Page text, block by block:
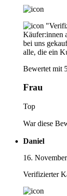
Käufer:innen
bei uns
alle, die ein
Bewertet mit
Frau
Top
War diese
Daniel
16.
Verifizierter